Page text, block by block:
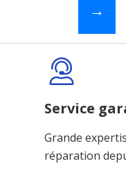
→
Service
Grande
réparation